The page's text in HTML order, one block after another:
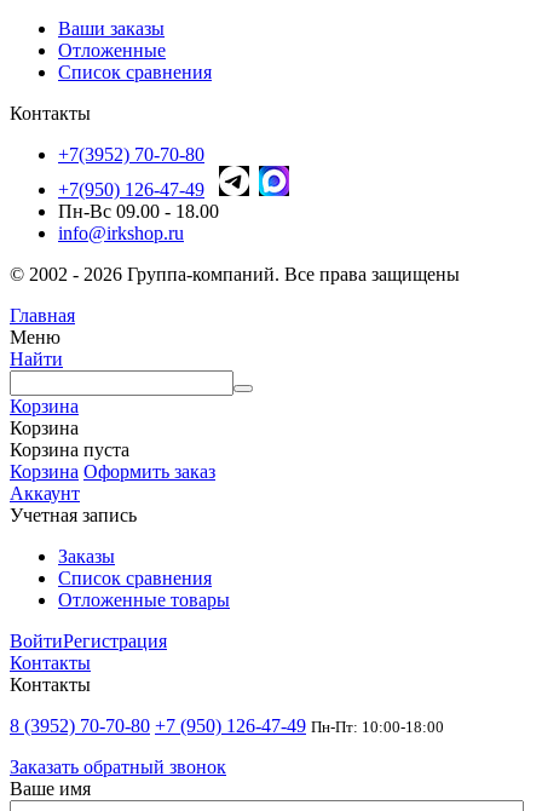
Ваши заказы
Отложенные
Список сравнения
Контакты
+7(3952) 70-70-80
+7(950) 126-47-49
Пн-Вс 09.00 - 18.00
info@irkshop.ru
© 2002 - 2026 Группа-компаний. Все права защищены
Главная
Меню
Найти
Корзина
Корзина
Корзина пуста
Корзина Оформить заказ
Аккаунт
Учетная запись
Заказы
Список сравнения
Отложенные товары
ВойтиРегистрация
Контакты
Контакты
8 (3952) 70-70-80 +7 (950) 126-47-49 Пн-Пт: 10:00-18:00
Заказать обратный звонок
Ваше имя